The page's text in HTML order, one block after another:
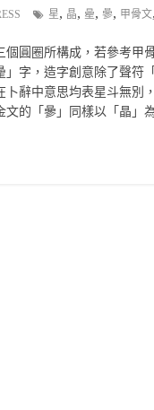
星, 晶, 曐, 曑, 甲骨文,
個圓圈所構成，若參考甲
」字，造字創意除了聲符
辭中意思均表星斗無別
的「曑」同樣以「晶」